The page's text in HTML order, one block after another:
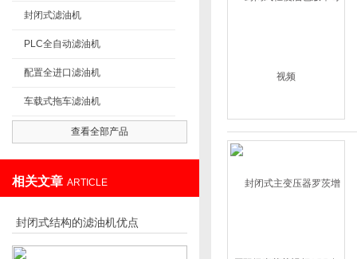
封闭式滤油机
PLC全自动滤油机
配置全进口滤油机
车载式拖车滤油机
查看全部产品
相关文章 ARTICLE
封闭式结构的滤油机优点